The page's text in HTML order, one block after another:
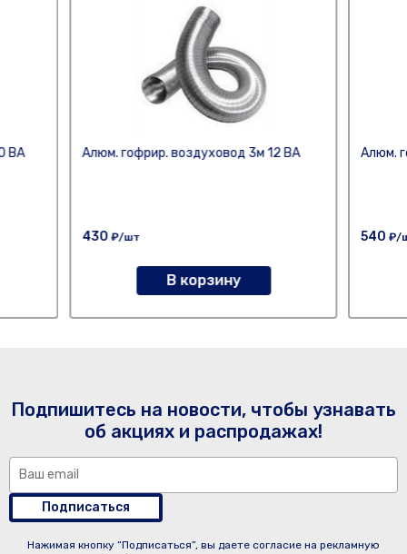
ВА Алюм. гофрир. воздуховод 3м 12 ВА
430 ₽/шт
В корзину
Алюм.
540 ₽/
Подпишитесь на новости, чтобы узнавать
об акциях и распродажах!
Подписаться
Нажимая кнопку “Подписаться”, вы даете согласие на рекламную